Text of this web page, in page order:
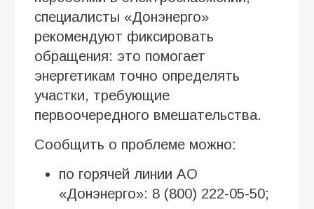
специалисты «Донэнерго»
рекомендуют фиксировать
обращения: это помогает
энергетикам точно определять
участки, требующие
первоочередного вмешательства.
Сообщить о проблеме можно:
по горячей линии АО
«Донэнерго»: 8 (800) 222-05-50;